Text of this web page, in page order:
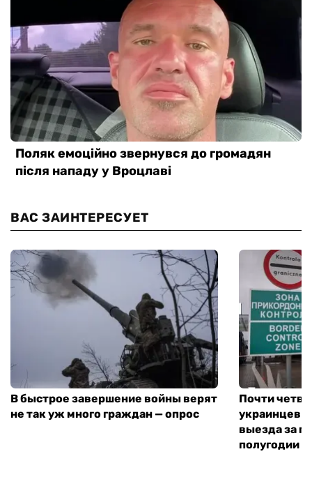
ВАС ЗАИНТЕРЕСУЕТ
В быстрое завершение войны верят
не так уж много граждан — опрос
Почти
украинцев
выезда за
полугодии